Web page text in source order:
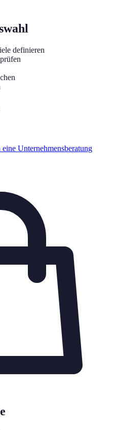
definieren
Unternehmensberatung